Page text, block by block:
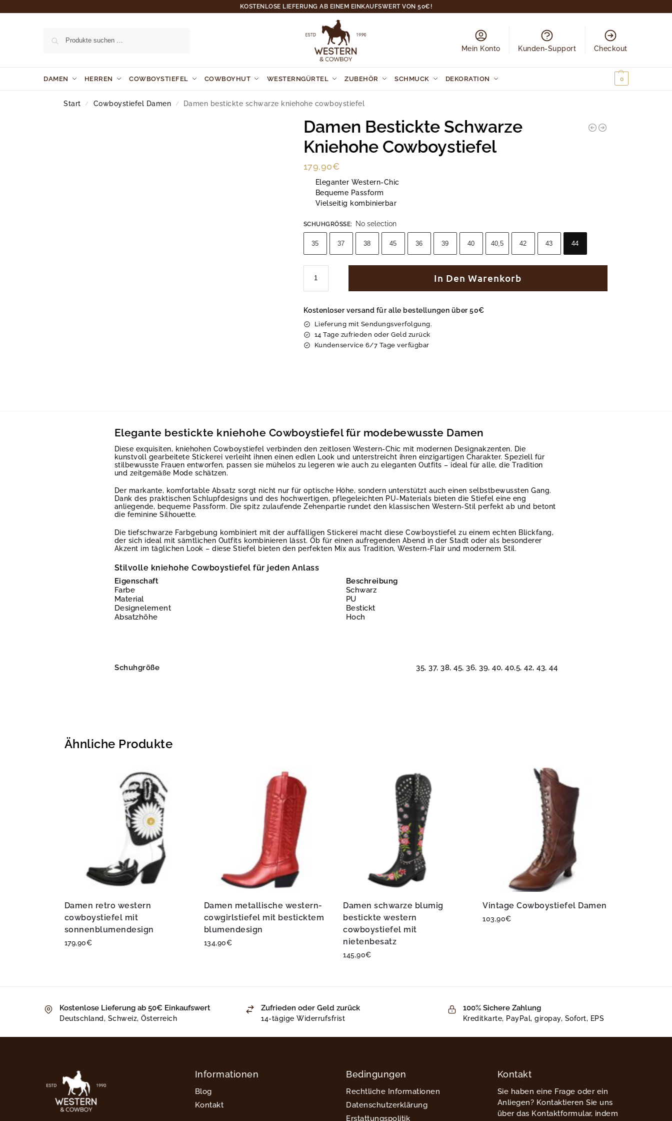
KOSTENLOSE LIEFERUNG AB EINEM EINKAUFSWERT VON 50€!
Mein Konto Kunden-Support Checkout
DAMEN HERREN COWBOYSTIEFEL COWBOYHUT WESTERNGÜRTEL ZUBEHÖR SCHMUCK DEKORATION 0
Start / Cowboystiefel Damen / Damen bestickte schwarze kniehohe cowboystiefel
Damen Bestickte Schwarze
Kniehohe Cowboystiefel
179,90€
Eleganter Western-Chic
Bequeme Passform
Vielseitig kombinierbar
SCHUHGRÖSSE : No selection
35 37 38 45 36 39 40 40,5 42 43 44
In Den Warenkorb
Kostenloser versand für alle bestellungen über 50€
Lieferung mit Sendungsverfolgung.
14 Tage zufrieden oder Geld zurück
Kundenservice 6/7 Tage verfügbar
Elegante bestickte kniehohe Cowboystiefel für modebewusste Damen
Diese exquisiten, kniehohen Cowboystiefel verbinden den zeitlosen Western-Chic mit modernen Designakzenten. Die
kunstvoll gearbeitete Stickerei verleiht ihnen einen edlen Look und unterstreicht ihren einzigartigen Charakter. Speziell für
stilbewusste Frauen entworfen, passen sie mühelos zu legeren wie auch zu eleganten Outfits – ideal für alle, die Tradition
und zeitgemäße Mode schätzen.
Der markante, komfortable Absatz sorgt nicht nur für optische Höhe, sondern unterstützt auch einen selbstbewussten Gang.
Dank des praktischen Schlupfdesigns und des hochwertigen, pflegeleichten PU-Materials bieten die Stiefel eine eng
anliegende, bequeme Passform. Die spitz zulaufende Zehenpartie rundet den klassischen Western-Stil perfekt ab und betont
die feminine Silhouette.
Die tiefschwarze Farbgebung kombiniert mit der auffälligen Stickerei macht diese Cowboystiefel zu einem echten Blickfang,
der sich ideal mit sämtlichen Outfits kombinieren lässt. Ob für einen aufregenden Abend in der Stadt oder als besonderer
Akzent im täglichen Look – diese Stiefel bieten den perfekten Mix aus Tradition, Western-Flair und modernem Stil.
Stilvolle kniehohe Cowboystiefel für jeden Anlass
Eigenschaft
Beschreibung
Farbe
Schwarz
Material
PU
Designelement
Bestickt
Absatzhöhe
Hoch
Schuhgröße 35, 37, 38, 45, 36, 39, 40, 40,5, 42, 43, 44
Ähnliche Produkte
Damen retro western
cowboystiefel mit
sonnenblumendesign
179,90€
Damen metallische western-
cowgirlstiefel mit besticktem
blumendesign
134,90€
Damen schwarze blumig
bestickte western
cowboystiefel mit
nietenbesatz
145,90€
Vintage Cowboystiefel Damen
103,90€
Kostenlose Lieferung ab 50€ Einkaufswert
Deutschland, Schweiz, Österreich
Zufrieden oder Geld zurück
14-tägige Widerrufsfrist
100% Sichere Zahlung
Kreditkarte, PayPal, giropay, Sofort, EPS
Informationen
Blog
Kontakt
Bedingungen
Rechtliche Informationen
Datenschutzerklärung
Erstattungspolitik
Kontakt
Sie haben eine Frage oder ein
Anliegen? Kontaktieren Sie uns
über das Kontaktformular, indem